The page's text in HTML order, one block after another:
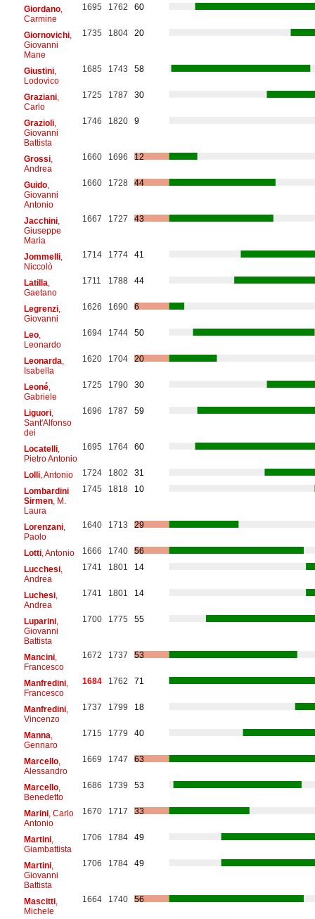
Giordano,
Carmine
1695 1762 60
Giornovichi,
Giovanni
Mane
1735 1804 20
Giustini,
Lodovico
1685 1743 58
Graziani,
Carlo
1725 1787 30
Grazioli,
Giovanni
Battista
1746 1820 9
Grossi,
Andrea
1660 1696 12
Guido,
Giovanni
Antonio
1660 1728 44
Jacchini,
Giuseppe
Maria
1667 1727 43
Jommelli,
Niccolò
1714 1774 41
Latilla
Gaetano
1711 1788 44
Legrenzi,
Giovanni
1626 1690 6
Leo,
Leonardo
1694 1744 50
Leonarda
Isabella
1620 1704 20
Leoné,
Gabriele
1725 1790 30
Liguori,
Sant'Alfonso
dei
1696 1787 59
Locatelli,
Pietro Antonio
1695 1764 60
Lolli, Antonio 1724 1802
31
Lombardini
Sirmen, M.
Laura
1745 1818 10
Lorenzani,
Paolo
1640 1713 29
Lotti, Antonio 1666 1740
56
Lucchesi,
Andrea
1741 1801 14
Luchesi,
Andrea
1741 1801 14
Luparini,
Giovanni
Battista
1700 1775 55
Mancini,
Francesco
1672 1737 53
Manfredini,
Francesco
1684 1762 71
Manfredini,
Vincenzo
1737 1799 18
Manna
Gennaro
1715 1779 40
Marcello,
Alessandro
1669 1747 63
Marcello,
Benedetto
1686 1739 53
Marini, Carlo
Antonio
1670 1717 33
Martini,
Giambattista
1706 1784 49
Martini,
Giovanni
Battista
1706 1784 49
Mascitti,
Michele
1664 1740 56